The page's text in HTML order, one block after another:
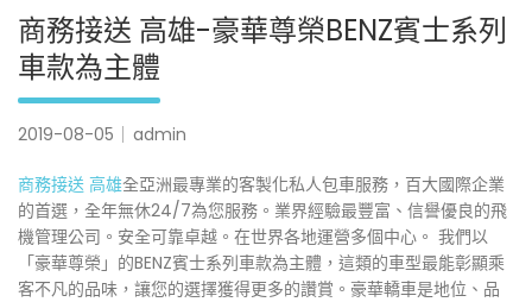
商務接送 高雄-豪華尊榮BENZ賓士系列
車款為主體
2019-08-05 admin
商務接送 高雄全亞洲最專業的客製化私人包車服務，百大國際企業
的首選，全年無休24/7為您服務。業界經驗最豐富、信譽優良的飛
機管理公司。安全可靠卓越。在世界各地運營多個中心。 我們以
「豪華尊榮」的BENZ賓士系列車款為主體，這類的車型最能彰顯乘
客不凡的品味，讓您的選擇獲得更多的讚賞。豪華轎車是地位、品